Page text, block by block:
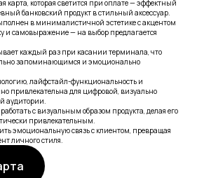
карта, которая светится при оплате — эффектный
банковский продукт в стильный аксессуар.
в минималистичной эстетике с акцентом
и самовыражение — на выбор предлагается
каждый раз при касании терминала, что
запоминающимся и эмоционально
лайфстайл-функциональность и
привлекательна для цифровой, визуально
аудитории.
с визуальным образом продукта, делая его
привлекательным.
эмоциональную связь с клиентом, превращая
личного стиля.